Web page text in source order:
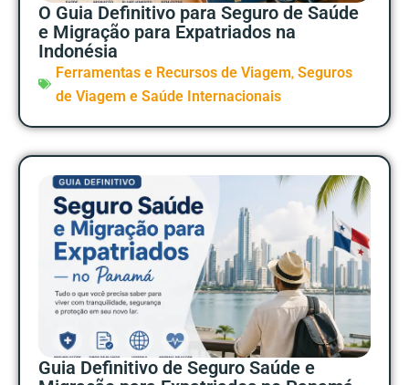
O Guia Definitivo para Seguro de Saúde
e Migração para Expatriados na
Indonésia
Ferramentas e Recursos de Viagem, Seguros
de Viagem e Saúde Internacionais
Guia Definitivo de Seguro Saúde e